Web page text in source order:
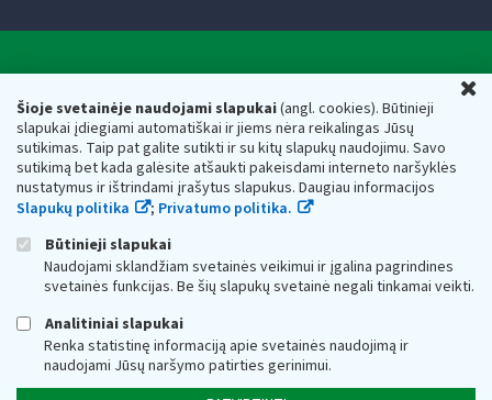
Šioje svetainėje naudojami slapukai(angl. cookies). Būtinieji
slapukai įdiegiami automatiškai ir jiems nėra reikalingas Jūsų
sutikimas. Taip pat galite sutikti ir su kitų slapukų naudojimu. Savo
sutikimą bet kada galėsite atšaukti pakeisdami interneto naršyklės
nustatymus ir ištrindami įrašytus slapukus. Daugiau informacijos
Slapukų politika
; Privatumo politika.
Būtinieji slapukai
Naudojami sklandžiam svetainės veikimui ir įgalina pagrindines
svetainės funkcijas. Be šių slapukų svetainė negali tinkamai veikti.
Analitiniai slapukai
Renka statistinę informaciją apie svetainės naudojimą ir
naudojami Jūsų naršymo patirties gerinimui.
Respublikos finansų ministerijos
Biudžetinė įstaiga. Juridinio asmens kodas — 188659752,
adresas: Vasario 16-osios g. 14, 01107 Vilnius, Lietuva, el.paštas:
vmi@vmi.lt, E. pristatymo dėžutės adresas 188659752
Duomenys apie Valstybinę mokesčių inspekciją prie Lietuvos
Respublikos finansų ministerijos kaupiami ir saugomi Juridinių